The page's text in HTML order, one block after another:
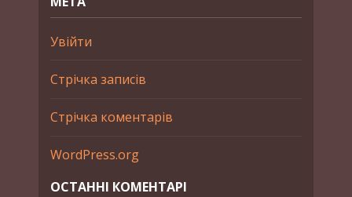
Увійти
Стрічка записів
Стрічка коментарів
WordPress.org
ОСТАННІ КОМЕНТАРІ